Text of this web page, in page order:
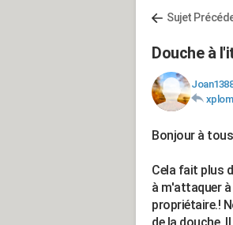
Sujet
Douche à
xplom
Bonjour à
Cela fait plus
à m'attaquer
propriétaire.!